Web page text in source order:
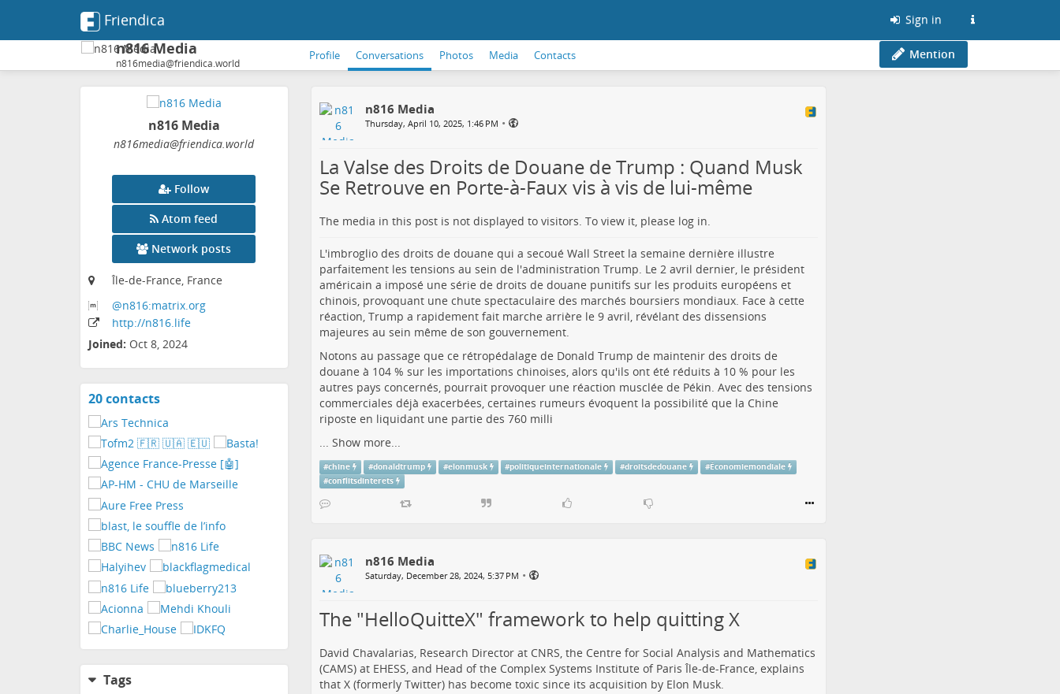
Friendica Sign in
n816 Media
n816media@friendica.world
Profile Conversations Photos Media Contacts Mention
n816 Media
n816media@friendica.world
Follow
Atom feed
Network posts
Île-de-France, France
@n816:matrix.org
http://n816.life
Joined: Oct 8, 2024
20 contactsView
Tags
n816 Media
Thursday, April 10, 2025, 1:46 PM •
La Valse des Droits de Douane de Trump : Quand Musk
Se Retrouve en Porte-à-Faux vis à vis de lui-même
The media in this post is not displayed to visitors. To view it, please log in.
L'imbroglio des droits de douane qui a secoué Wall Street la semaine dernière illustre
parfaitement les tensions au sein de l'administration Trump. Le 2 avril dernier, le président
américain a imposé une série de droits de douane punitifs sur les produits européens et
chinois, provoquant une chute spectaculaire des marchés boursiers mondiaux. Face à cette
réaction, Trump a rapidement fait marche arrière le 9 avril, révélant des dissensions
majeures au sein même de son gouvernement.
Notons au passage que ce rétropédalage de Donald Trump de maintenir des droits de
douane à 104 % sur les importations chinoises, alors qu'ils ont été réduits à 10 % pour les
autres pays concernés, pourrait provoquer une réaction musclée de Pékin. Avec des tensions
commerciales déjà exacerbées, certaines rumeurs évoquent la possibilité que la Chine
riposte en liquidant une partie des 760 milli
... Show more...
#chine #donaldtrump #elonmusk #politiqueinternationale #droitsdedouane #Économiemondiale
#conflitsdinterets
n816 Media
Saturday, December 28, 2024, 5:37 PM •
The "HelloQuitteX" framework to help quitting X
David Chavalarias, Research Director at CNRS, the Centre for Social Analysis and Mathematics
(CAMS) at EHESS, and Head of the Complex Systems Institute of Paris Île-de-France, explains
that X (formerly Twitter) has become toxic since its acquisition by Elon Musk.